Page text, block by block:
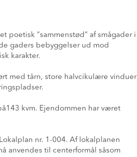
poetisk ”sammenstød” af smågader i
gaders bebyggelser ud mod
karakter.
med tårn, store halvcikulære vinduer
kvm. Ejendommen har været
nr. 1-004. Af lokalplanen
anvendes til centerformål såsom